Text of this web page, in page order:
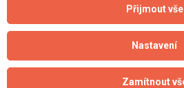
Přijmout vše
Nastavení
Zamítnout